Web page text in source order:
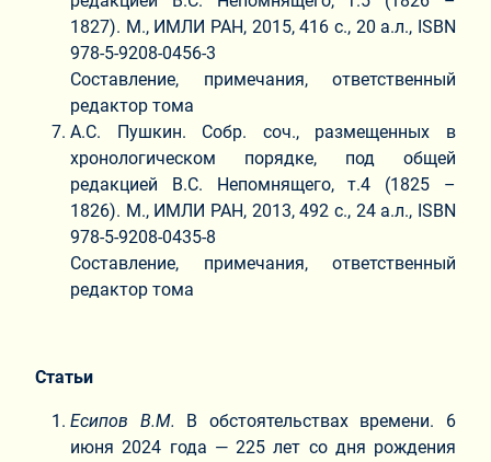
1827). М., ИМЛИ РАН, 2015, 416 с., 20 а.л., ISBN
978-5-9208-0456-3
Составление, примечания, ответственный
редактор тома
А.С. Пушкин. Собр. соч., размещенных в
хронологическом порядке, под общей
редакцией В.С. Непомнящего, т.4 (1825 –
1826). М., ИМЛИ РАН, 2013, 492 с., 24 а.л., ISBN
978-5-9208-0435-8
Составление, примечания, ответственный
редактор тома
Статьи
Есипов В.М. В обстоятельствах времени. 6
июня 2024 года ― 225 лет со дня рождения